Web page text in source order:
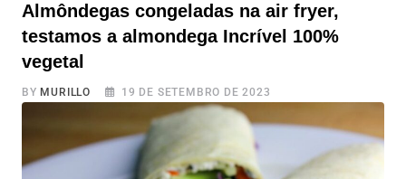
Almôndegas congeladas na air fryer,
testamos a almondega Incrível 100%
vegetal
BY MURILLO 19 DE SETEMBRO DE 2023
Almôndegas congeladas na air fryer, testamos a
almondega Incrível 100% vegetal Se você é fã de